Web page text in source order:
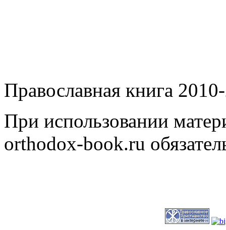
Православная книга
При использовании
orthodox-book.ru